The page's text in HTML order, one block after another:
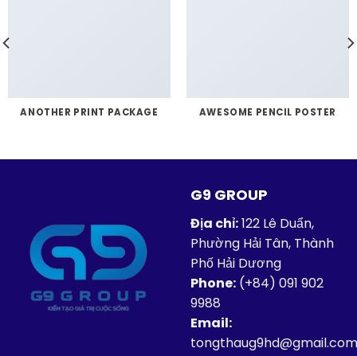
ANOTHER PRINT PACKAGE AWESOME PENCIL POSTER
G9 GROUP
Địa chỉ:122 Lê Duẩn,
Phường Hải Tân, Thành
Phố Hải Dương
Phone: (+84) 091 902
9988
Email:
tongthaug9hd@gmail.com